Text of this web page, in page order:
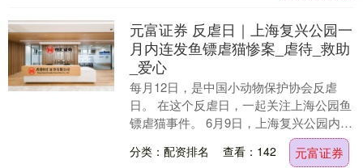
元富证券 反虐日｜上海复兴公园一
月内连发鱼镖虐猫惨案_虐待_救助
_爱心
每月12日，是中国小动物保护协会反虐
日。 在这个反虐日，一起关注上海公园鱼
镖虐猫事件。 6月9日，上海复兴公园内，
一只狸花猫嘴巴遭利器射穿，数名爱心人
士地毯式搜....
分类：配资排名 查看：142 元富证券